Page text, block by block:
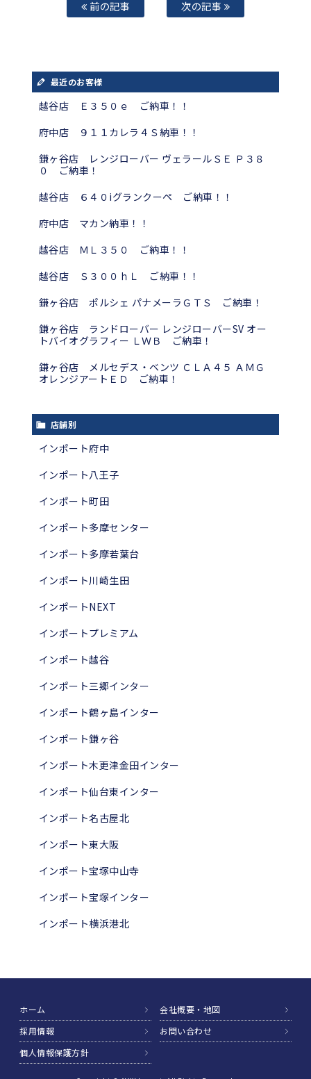
前の記事 次の記事
最近のお客様
越谷店 Ｅ３５０ｅ ご納車！！
府中店 ９１１カレラ４Ｓ納車！！
鎌ヶ谷店 レンジローバー ヴェラールＳＥ Ｐ３８
０ ご納車！
越谷店 ６４０iグランクーペ ご納車！！
府中店 マカン納車！！
越谷店 ＭＬ３５０ ご納車！！
越谷店 Ｓ３００ｈＬ ご納車！！
鎌ヶ谷店 ポルシェ パナメーラＧＴＳ ご納車！
鎌ヶ谷店 ランドローバー レンジローバーSV オー
トバイオグラフィー ＬＷＢ ご納車！
鎌ヶ谷店 メルセデス・ベンツ ＣＬＡ４５ ＡＭＧ
オレンジアートＥＤ ご納車！
店舗別
インポート府中
インポート八王子
インポート町田
インポート多摩センター
インポート多摩若葉台
インポート川崎生田
インポートNEXT
インポートプレミアム
インポート越谷
インポート三郷インター
インポート鶴ヶ島インター
インポート鎌ヶ谷
インポート木更津金田インター
インポート仙台東インター
インポート名古屋北
インポート東大阪
インポート宝塚中山寺
インポート宝塚インター
インポート横浜港北
ホーム
会社概要・地図
採用情報
お問い合わせ
個人情報保護方針